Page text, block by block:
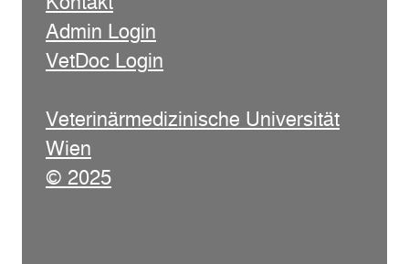
Admin Login
VetDoc Login
Veterinärmedizinische Universität
Wien
© 2025